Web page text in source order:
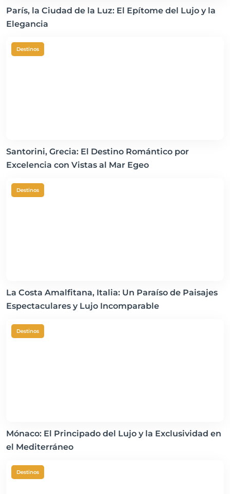
París, la Ciudad de la Luz: El Epítome del Lujo y la
Elegancia
Destinos
Santorini, Grecia: El Destino Romántico por
Excelencia con Vistas al Mar Egeo
Destinos
La Costa Amalfitana, Italia: Un Paraíso de Paisajes
Espectaculares y Lujo Incomparable
Destinos
Mónaco: El Principado del Lujo y la Exclusividad en
el Mediterráneo
Destinos